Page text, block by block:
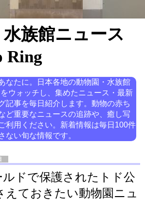
族館ニュース
Ring
なたに。日本各地の動物園・水族館
ウォッチし、集めたニュース・最新
記事を毎日紹介します。動物の赤ち
ど重要なニュースの追跡や、癒し写
利用ください。新着情報は毎日100件
ない旬な情報です。
ドで保護されたトド公
えておきたい動物園ニュ